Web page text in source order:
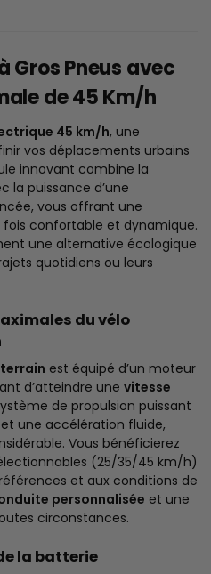
Gros Pneus avec
de 45 Km/h
45 km/h, une
vos déplacements urbains
innovant combine la
la puissance d’une
vous offrant une
confortable et dynamique.
une alternative écologique
quotidiens ou leurs
du vélo
est équipé d’un moteur
d’atteindre une vitesse
de propulsion puissant
une accélération fluide,
Vous bénéficierez
(25/35/45 km/h)
et aux conditions de
personnalisée et une
circonstances.
la batterie